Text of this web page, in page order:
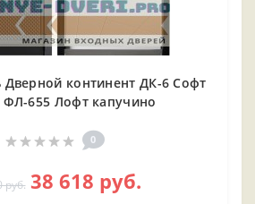
Дверной континент ДК-6 Софт
ФЛ-655 Лофт капучино
0
руб. 38 618 руб.